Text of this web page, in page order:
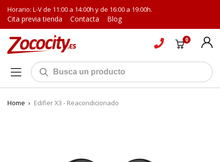
Horario: L-V de 11:00 a 14:00h y de 16:00 a 19:00h.
Cita previa tienda Contacta Blog
0
Home › Edifier X3 - Reacondicionado